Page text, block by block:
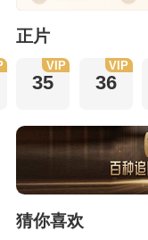
正片
35
VIP
36
VIP
猜你喜欢